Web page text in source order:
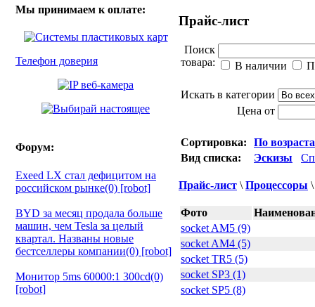
Мы принимаем к оплате:
Телефон доверия
Форум:
Exeed LX стал дефицитом на
российском рынке(0) [robot]
BYD за месяц продала больше
машин, чем Tesla за целый
квартал. Названы новые
бестселлеры компании(0) [robot]
Монитор 5ms 60000:1 300cd(0)
[robot]
Прайс-лист
Поиск
товара:
В наличии
Искать в категории
Цена от
Сортировка:
По
Вид списка:
Эскизы
Прайс-лист \Процессоры
Фото
socket AM5 (9)
socket AM4 (5)
socket TR5 (5)
socket SP3 (1)
socket SP5 (8)